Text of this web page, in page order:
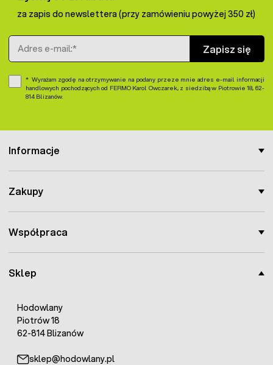
Sklep
Hodowlany
Piotrów 18
62-814 Blizanów
sklep@hodowlany.pl
Informacje
Zakupy
Współpraca
za zapis do newslettera (przy zamówieniu powyżej 350 zł)
Adres e-mail
Zapisz się
Wyrażam zgodę na otrzymywanie na podany przeze mnie adres e-mail informacji
handlowych pochodzących od FERMO Karol Owczarek, z siedzibą w Piotrowie 18, 62-
814 Blizanów.